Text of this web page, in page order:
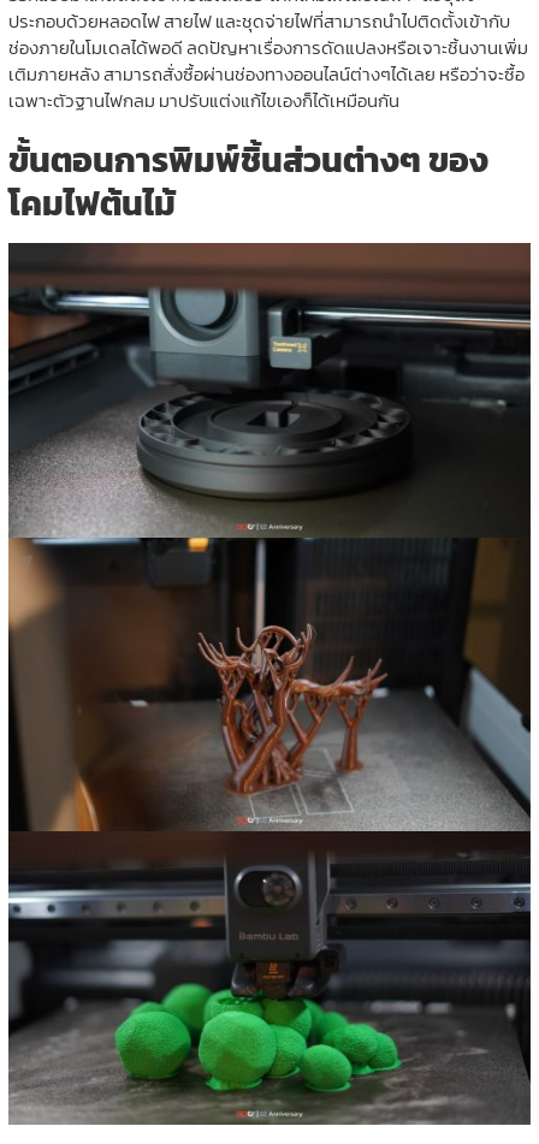
ประกอบด้วยหลอดไฟ สายไฟ และชุดจ่ายไฟที่สามารถนำไปติดตั้งเข้ากับ
ช่องภายในโมเดลได้พอดี ลดปัญหาเรื่องการดัดแปลงหรือเจาะชิ้นงานเพิ่ม
เติมภายหลัง สามารถสั่งซื้อผ่านช่องทางออนไลน์ต่างๆได้เลย หรือว่าจะซื้อ
เฉพาะตัวฐานไฟกลม มาปรับแต่งแก้ไขเองก็ได้เหมือนกัน
ขั้นตอนการพิมพ์ชิ้นส่วนต่างๆ ของ
โคมไฟต้นไม้